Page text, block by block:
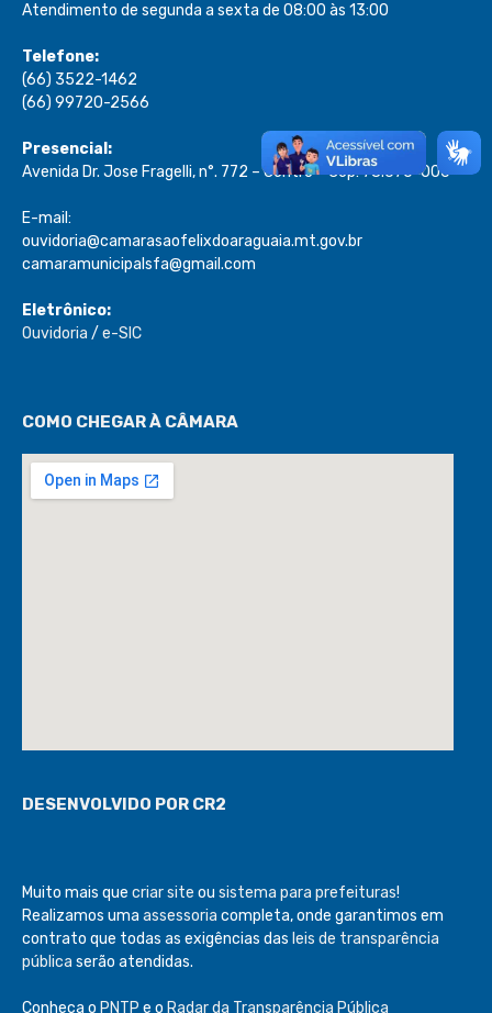
Atendimento de segunda a sexta de 08:00 às 13:00
Telefone:
(66) 3522-1462
(66) 99720-2566
Presencial:
Avenida Dr. Jose Fragelli, n°. 772 – Centro – Cep: 78.670-000
E-mail:
ouvidoria@camarasaofelixdoaraguaia.mt.gov.br
camaramunicipalsfa@gmail.com
Eletrônico:
Ouvidoria / e-SIC
COMO CHEGAR À CÂMARA
DESENVOLVIDO POR CR2
Muito mais que criar site ou sistema para prefeituras!
Realizamos uma assessoria completa, onde garantimos em
contrato que todas as exigências das leis de transparência
pública serão atendidas.
Conheça o PNTP e o Radar da Transparência Pública